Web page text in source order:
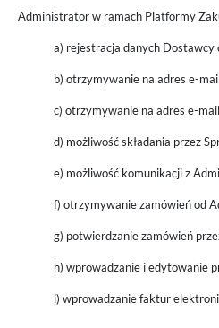
Administrator w ramach Platformy
a) rejestracja danych Dostawcy
b) otrzymywanie na adres e-
c) otrzymywanie na adres e-
d) możliwość składania przez
e) możliwość komunikacji z
f) otrzymywanie zamówień od
g) potwierdzanie zamówień
h) wprowadzanie i edytowanie
i) wprowadzanie faktur